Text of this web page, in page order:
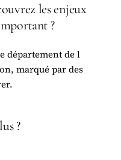
les enjeux
?
département de l
marqué par des
?